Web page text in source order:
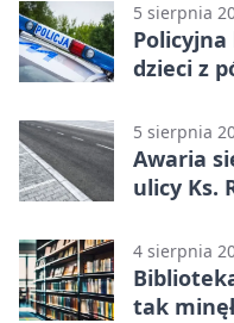
5 sierpnia
dzieci z
5 sierpnia
Awaria
ulicy Ks.
4 sierpnia
tak